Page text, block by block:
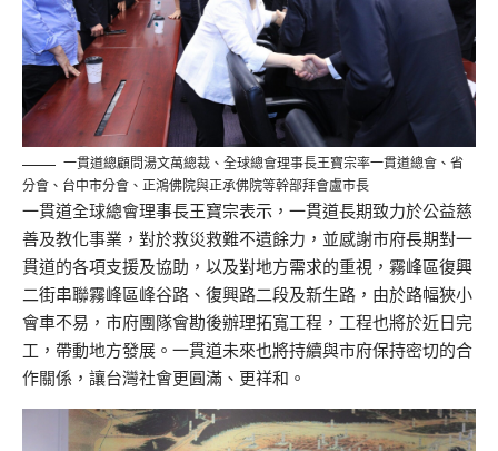
一貫道總顧問湯文萬總裁、全球總會理事長王寶宗率一貫道總會、省
分會、台中市分會、正鴻佛院與正承佛院等幹部拜會盧市長
一貫道全球總會理事長王寶宗表示，一貫道長期致力於公益慈
善及教化事業，對於救災救難不遺餘力，並感謝市府長期對一
貫道的各項支援及協助，以及對地方需求的重視，霧峰區復興
二街串聯霧峰區峰谷路、復興路二段及新生路，由於路幅狹小
會車不易，市府團隊會勘後辦理拓寬工程，工程也將於近日完
工，帶動地方發展。一貫道未來也將持續與市府保持密切的合
作關係，讓台灣社會更圓滿、更祥和。